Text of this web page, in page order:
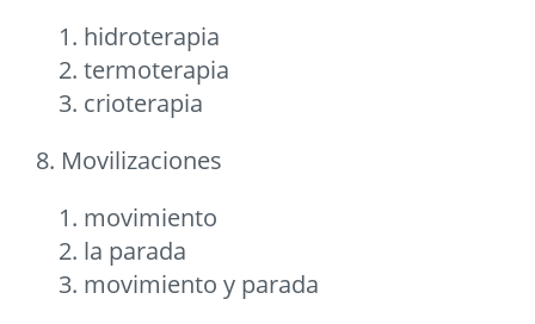
hidroterapia
termoterapia
crioterapia
8. Movilizaciones
movimiento
la parada
movimiento y parada